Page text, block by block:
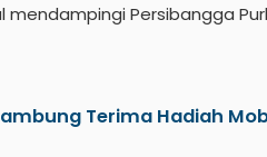
Persibangga
Terima Hadiah